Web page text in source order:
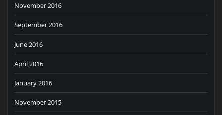
November 2016
September 2016
June 2016
April 2016
January 2016
November 2015